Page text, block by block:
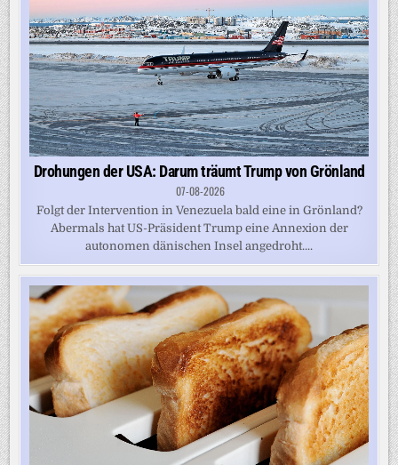
Drohungen der USA: Darum träumt Trump von Grönland
07-08-2026
Folgt der Intervention in Venezuela bald eine in Grönland?
Abermals hat US-Präsident Trump eine Annexion der
autonomen dänischen Insel angedroht....